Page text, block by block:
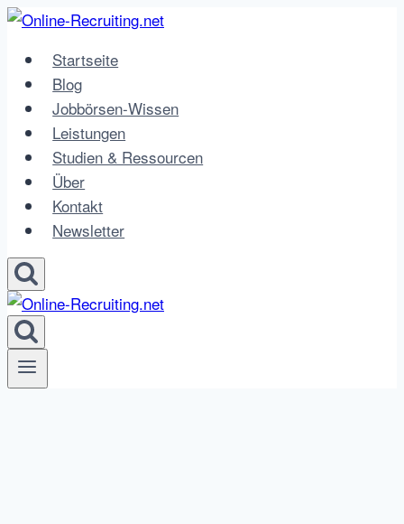
Zum
springenStartseite
Blog
Jobbörsen-Wissen
Leistungen
Studien & Ressourcen
Über
Kontakt
Newsletter